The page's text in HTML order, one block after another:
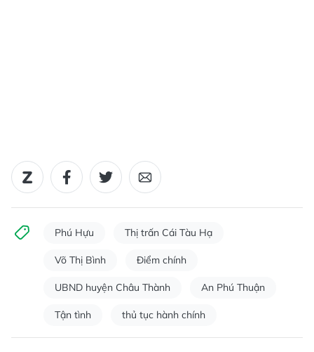
Phú Hựu Thị trấn Cái Tàu Hạ
Võ Thị Bình Điểm chính
UBND huyện Châu Thành An Phú Thuận
Tận tình thủ tục hành chính